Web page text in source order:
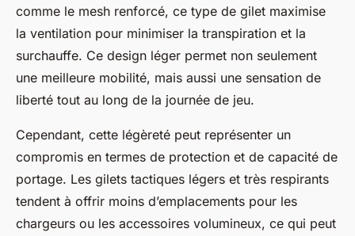
comme le mesh renforcé, ce type de gilet maximise
la ventilation pour minimiser la transpiration et la
surchauffe. Ce design léger permet non seulement
une meilleure mobilité, mais aussi une sensation de
liberté tout au long de la journée de jeu.
Cependant, cette légèreté peut représenter un
compromis en termes de protection et de capacité de
portage. Les gilets tactiques légers et très respirants
tendent à offrir moins d’emplacements pour les
chargeurs ou les accessoires volumineux, ce qui peut